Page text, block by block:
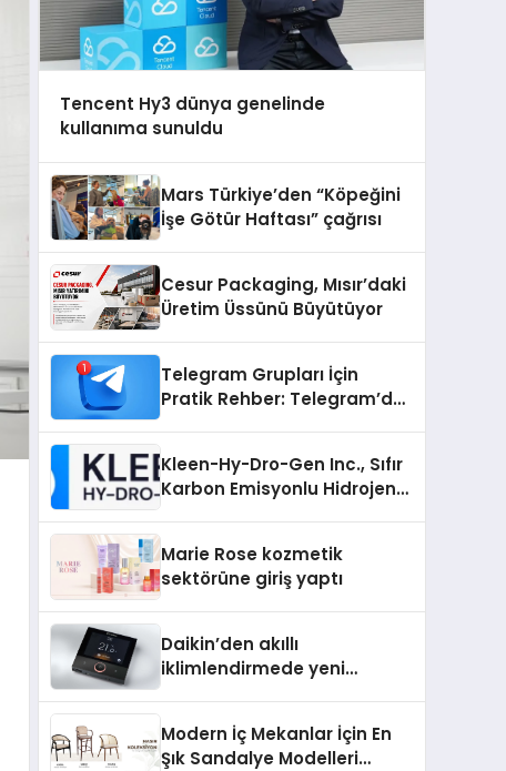
Tencent Hy3 dünya genelinde
kullanıma sunuldu
Mars Türkiye’den “Köpeğini
İşe Götür Haftası” çağrısı
Cesur Packaging, Mısır’daki
Üretim Üssünü Büyütüyor
Telegram Grupları İçin
Pratik Rehber: Telegram’da
Kleen-Hy-Dro-Gen Inc., Sıfır
Karbon Emisyonlu Hidrojen
Aldı
Marie Rose kozmetik
sektörüne giriş yaptı
Daikin’den akıllı
iklimlendirmede yeni
Modern İç Mekanlar İçin En
Şık Sandalye Modelleri